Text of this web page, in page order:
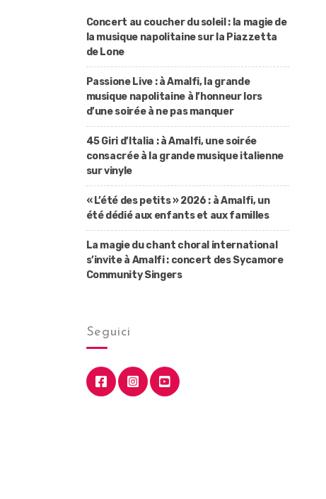
Concert au coucher du soleil : la magie de
la musique napolitaine sur la Piazzetta
de Lone
Passione Live : à Amalfi, la grande
musique napolitaine à l’honneur lors
d’une soirée à ne pas manquer
45 Giri d’Italia : à Amalfi, une soirée
consacrée à la grande musique italienne
sur vinyle
« L’été des petits » 2026 : à Amalfi, un
été dédié aux enfants et aux familles
La magie du chant choral international
s’invite à Amalfi : concert des Sycamore
Community Singers
Seguici